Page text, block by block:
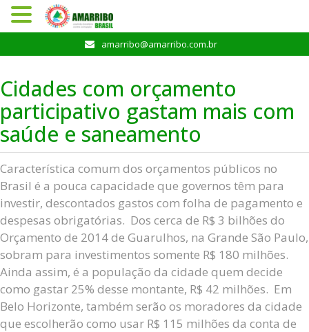
para
conteúdo
amarribo@amarribo.com.br
Cidades com orçamento
participativo gastam mais com
saúde e saneamento
Característica comum dos orçamentos públicos no
Brasil é a pouca capacidade que governos têm para
investir, descontados gastos com folha de pagamento e
despesas obrigatórias. Dos cerca de R$ 3 bilhões do
Orçamento de 2014 de Guarulhos, na Grande São Paulo,
sobram para investimentos somente R$ 180 milhões.
Ainda assim, é a população da cidade quem decide
como gastar 25% desse montante, R$ 42 milhões. Em
Belo Horizonte, também serão os moradores da cidade
que escolherão como usar R$ 115 milhões da conta de